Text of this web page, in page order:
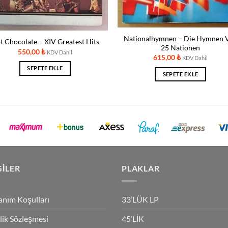
Chocolate ‎– XIV Greatest Hits
550,00₺ KDV Dahil
SEPETE EKLE
Nationalhymnen – Die Hymnen
25 Nationen
615,00₺ KDV Dahil
SEPETE EKLE
Koşulları
Sözleşmesi
PLAKLAR
33’LÜK LP
45’LİK